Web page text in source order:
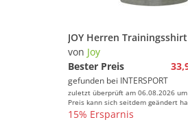
von Joy
Bester Preis
gefunden bei INTERSPORT
zuletzt überprüft am 06.08.2026
Preis kann sich seitdem geändert
15% Ersparnis